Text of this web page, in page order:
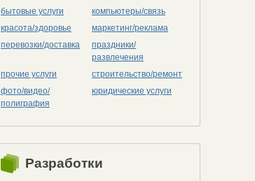
бытовые услуги
компьютеры/cвязь
красота/здоровье
маркетинг/реклама
перевозки/доставка
праздники/
развлечения
прочие услуги
строительство/ремонт
фото/видео/
полиграфия
юридические услуги
Разработки